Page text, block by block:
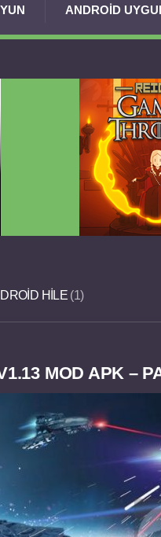
ANDROID
HILE 1
MOD APK –